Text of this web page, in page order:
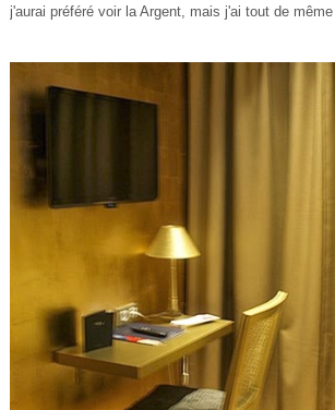
j'aurai préféré voir la Argent, mais j'ai tout de